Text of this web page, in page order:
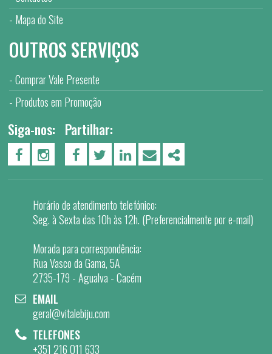
Mapa do Site
OUTROS SERVIÇOS
Comprar Vale Presente
Produtos em Promoção
Siga-nos:
PÁGINA DO FACEBOOK
PÁGINA DO INSTAGRAM
Partilhar:
FACEBOOKTWITTERLINKEDIN
EMAIL
Horário de atendimento telefónico:
Seg. à Sexta das 10h às 12h. (Preferencialmente por e-mail)
Morada para correspondência:
Rua Vasco da Gama, 5A
2735-179 - Agualva - Cacém
EMAIL
geral@vitalebiju.com
TELEFONES
+351 216 011 633